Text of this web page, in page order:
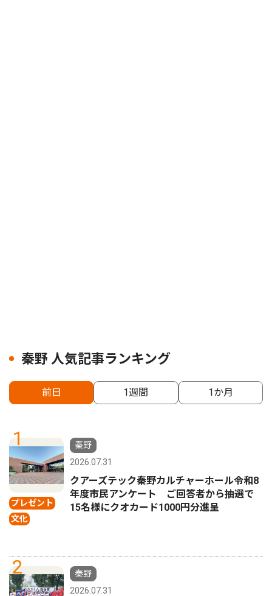
秦野 人気記事ランキング
前日 1週間 1か月
1
プレゼント
文化
秦野
2026.07.31
クアーズテック秦野カルチャーホール令和8
年度市民アンケート ご回答者から抽選で
15名様にクオカード1000円分進呈
2
秦野
2026.07.31